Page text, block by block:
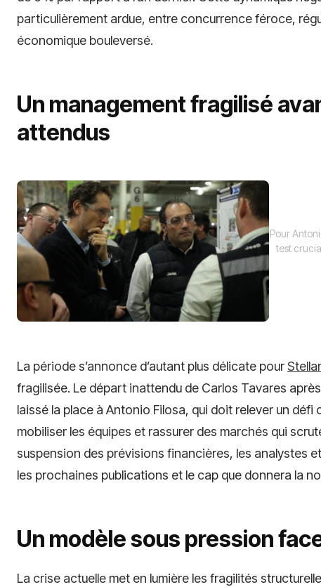
particulièrement ardue, entre concurrence féroce,
économique bouleversé.
Un management fragilisé
attendus
Pour
test
La période s’annonce d’autant plus délicate pour
fragilisée. Le départ inattendu de Carlos Tavares
laissé la place à Antonio Filosa, qui doit relever un
mobiliser les équipes et rassurer des marchés qui
suspension des prévisions financières, les analystes
les prochaines publications et le cap que donnera la
Un modèle sous pression
La crise actuelle met en lumière les fragilités